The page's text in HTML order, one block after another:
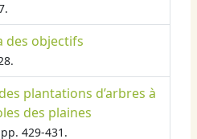
des objectifs
plantations d’arbres à
des plaines
429-431.